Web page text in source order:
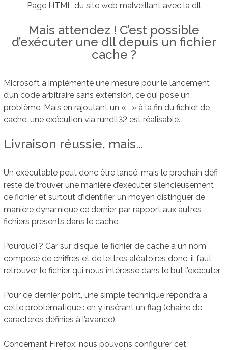
Page HTML du site web malveillant avec la dll
Mais attendez ! C’est possible
d’exécuter une dll depuis un fichier
cache ?
Microsoft a implémenté une mesure pour le lancement
d’un code arbitraire sans extension, ce qui pose un
problème. Mais en rajoutant un « . » à la fin du fichier de
cache, une exécution via rundll32 est réalisable.
Livraison réussie, mais…
Un exécutable peut donc être lancé, mais le prochain défi
reste de trouver une manière d’exécuter silencieusement
ce fichier et surtout d’identifier un moyen distinguer de
manière dynamique ce dernier par rapport aux autres
fichiers présents dans le cache.
Pourquoi ? Car sur disque, le fichier de cache a un nom
composé de chiffres et de lettres aléatoires donc, il faut
retrouver le fichier qui nous intéresse dans le but l’exécuter.
Pour ce dernier point, une simple technique répondra à
cette problématique : en y insérant un flag (chaine de
caractères définies à l’avance).
Concernant Firefox, nous pouvons configurer cet